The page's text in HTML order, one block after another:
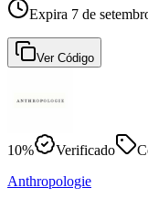
Expira 7 de
Ver Código
10% Verificado
Anthropologie